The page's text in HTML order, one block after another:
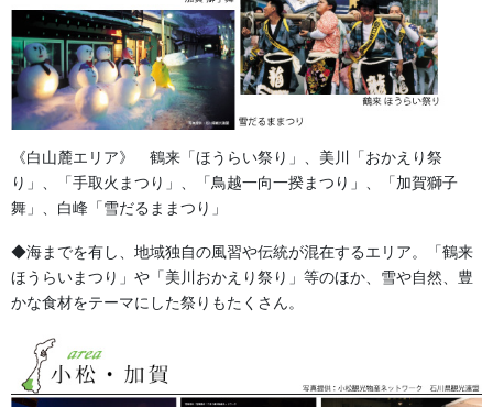
染め生地について
2013/10/17
染色技術について
2013/10/17
2013/10/17
2026/05/14
《白山麓エリア》 鶴来「ほうらい祭り」、美川「おかえり祭
り」、「手取火まつり」、「鳥越一向一揆まつり」、「加賀獅子
舞」、白峰「雪だるままつり」
◆海までを有し、地域独自の風習や伝統が混在するエリア。「鶴来
ほうらいまつり」や「美川おかえり祭り」等のほか、雪や自然、豊
かな食材をテーマにした祭りもたくさん。